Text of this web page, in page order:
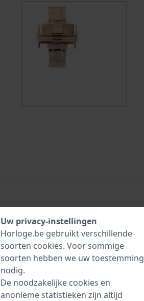
In Winkelwagen
Uw privacy-instellingen
Horloge.be gebruikt verschillende
soorten cookies. Voor sommige
soorten hebben we uw toestemming
nodig.
De noodzakelijke cookies en
anonieme statistieken zijn altijd